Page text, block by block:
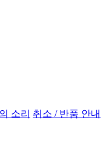
소리 취소 / 반품 안내